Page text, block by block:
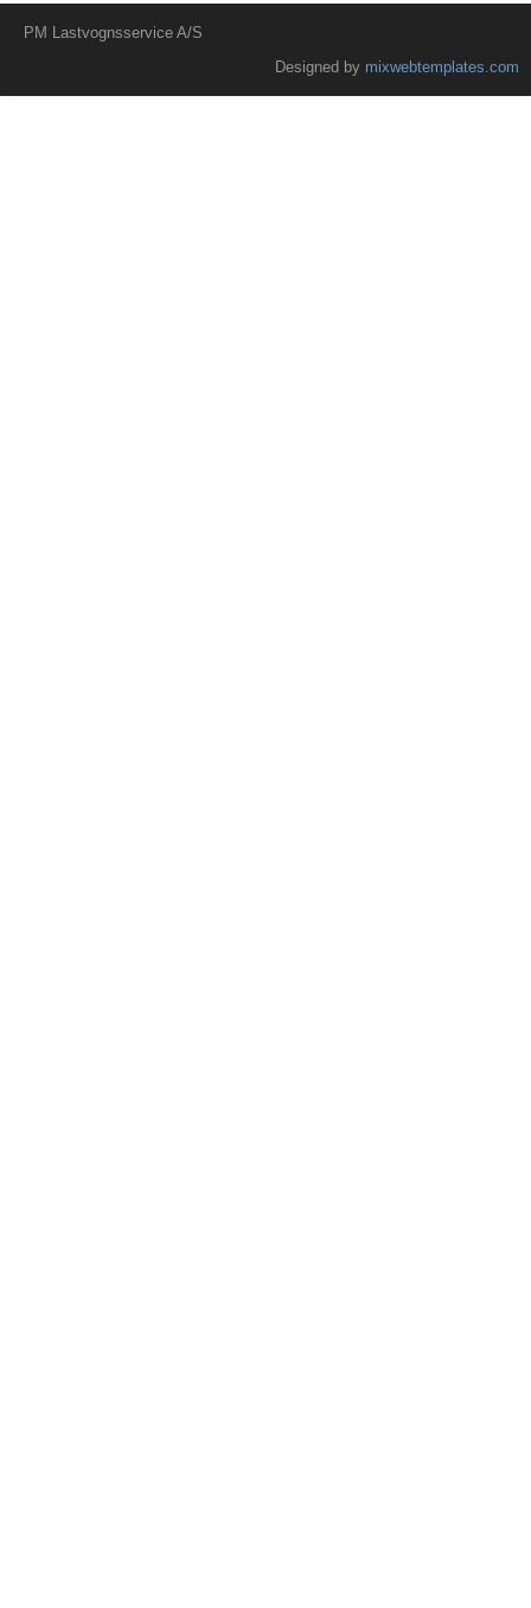
PM Lastvognsservice A/S
Designed by mixwebtemplates.com